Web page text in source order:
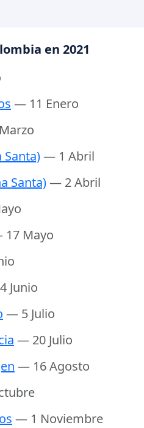
en 2021
— 11 Enero
Santa)— 1 Abril
Santa)— 2 Abril
Mayo
Junio
— 5 Julio
— 20 Julio
— 16 Agosto
— 1 Noviembre